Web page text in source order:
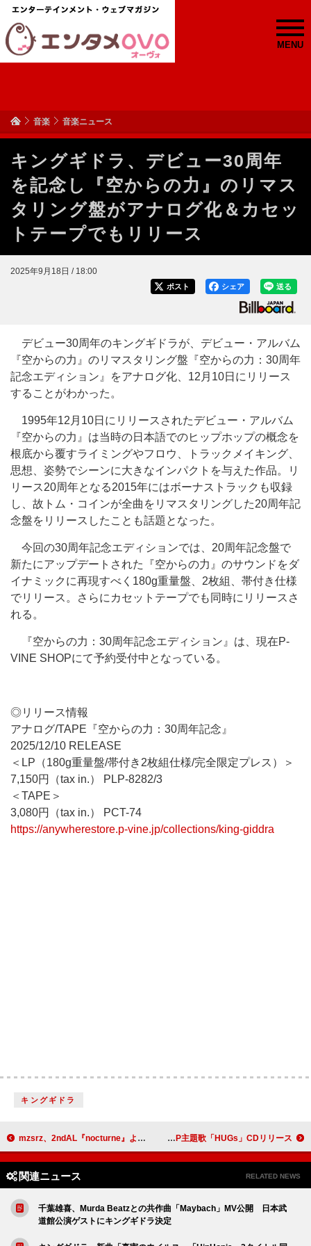
MENU
音楽 音楽ニュース
キングギドラ、デビュー30周年
を記念し『空からの力』のリマス
タリング盤がアナログ化＆カセッ
トテープでもリリース
2025年9月18日 / 18:00
送る
シェア
ポスト
デビュー30周年のキングギドラが、デビュー・アルバム
『空からの力』のリマスタリング盤『空からの力：30周年
記念エディション』をアナログ化、12月10日にリリース
することがわかった。
1995年12月10日にリリースされたデビュー・アルバム
『空からの力』は当時の日本語でのヒップホップの概念を
根底から覆すライミングやフロウ、トラックメイキング、
思想、姿勢でシーンに大きなインパクトを与えた作品。リ
リース20周年となる2015年にはボーナストラックも収録
し、故トム・コインが全曲をリマスタリングした20周年記
念盤をリリースしたことも話題となった。
今回の30周年記念エディションでは、20周年記念盤で
新たにアップデートされた『空からの力』のサウンドをダ
イナミックに再現すべく180g重量盤、2枚組、帯付き仕様
でリリース。さらにカセットテープでも同時にリリースさ
れる。
『空からの力：30周年記念エディション』は、現在P-
VINE SHOPにて予約受付中となっている。
◎リリース情報
アナログ/TAPE『空からの力：30周年記念』
2025/12/10 RELEASE
＜LP（180g重量盤/帯付き2枚組仕様/完全限定プレス）＞
7,150円（tax in.） PLP-8282/3
＜TAPE＞
3,080円（tax in.） PCT-74
https://anywherestore.p-vine.jp/collections/king-giddra
キングギドラ
mzsrz、2ndAL『nocturne』より「アウフヘーベン響詩曲」配信 Paledusk、アニメ『ガチアクタ』OP主題歌「HUGs」CDリリース
関連ニュース RELATED NEWS
千葉雄喜、Murda Beatzとの共作曲「Maybach」MV公開 日本武
道館公演ゲストにキングギドラ決定